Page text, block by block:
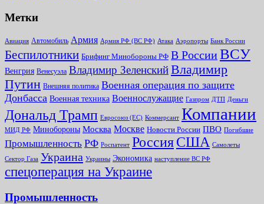
Метки
Авиация Автомобиль Армия Армия РФ (ВС РФ) Атака Аэропорты Банк России
Беспилотники Брифинг Минобороны РФ В России ВСУ
Венгрия Венесуэла Владимир ЗеленскийВладимир
Путин Внешняя политика Военная операция по защите
Донбасса Военная техника Военнослужащие Газпром ДТП Деньги
Дональд Трамп Евросоюз (ЕС) Коммерсант Компании
МИД РФ Минобороны Москва Москве Новости России ПВО Погибшие
Промышленность РФ Роспатент РоссияСША Самолеты
Сектор Газа Украина Украины Экономика наступление ВС РФ
спецоперация на Украине
Промышленность